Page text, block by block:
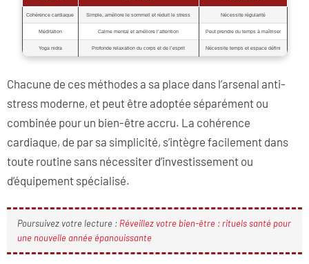
Cohérence cardiaque Simple, améliore le sommeil et réduit le stress Nécessite régularité
Méditation Calme mental et améliore l’attention Peut prendre du temps à maîtriser
Yoga nidra Profonde relaxation du corps et de l’esprit Nécessite temps et espace défini
Chacune de ces méthodes a sa place dans l’arsenal anti-
stress moderne, et peut être adoptée séparément ou
combinée pour un bien-être accru. La cohérence
cardiaque, de par sa simplicité, s’intègre facilement dans
toute routine sans nécessiter d’investissement ou
d’équipement spécialisé.
Poursuivez votre lecture : Réveillez votre bien-être : rituels santé pour
une nouvelle année épanouissante